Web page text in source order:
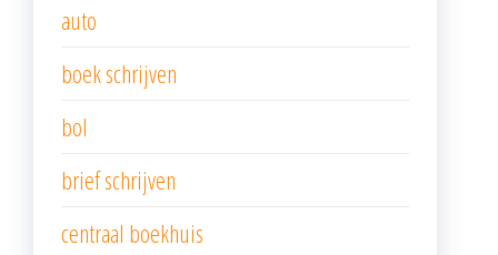
auto
boek schrijven
bol
brief schrijven
centraal boekhuis